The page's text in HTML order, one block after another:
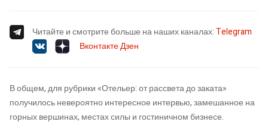
Читайте и смотрите больше на наших каналах:Telegram
ВконтактеДзен
В общем, для рубрики «Отельер: от рассвета до заката»
получилось невероятно интересное интервью, замешанное на
горных вершинах, местах силы и гостиничном бизнесе.